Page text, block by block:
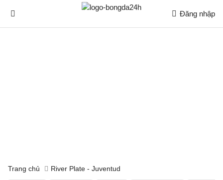
Đăng nhập
Trang chủ River Plate - Juventud